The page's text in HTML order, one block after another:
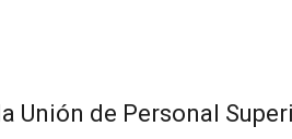
Unión de Personal